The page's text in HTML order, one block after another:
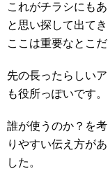
これがチラシにも
と思い探して出て
ここは重要なとこ
先の長ったらしい
も役所っぽいです
誰が使うのか？を
りやすい伝え方が
した。